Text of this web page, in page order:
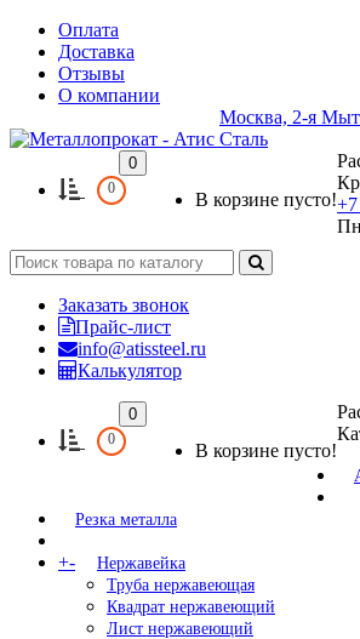
Оплата
Доставка
Отзывы
О компании
Москва, 2-я
0
0
В корзине пусто!+7
Заказать звонок
Прайс-лист
info@atissteel.ru
Калькулятор
0
0
В корзине пусто!
Резка металла
+-
Нержавейка
Труба нержавеющая
Квадрат нержавеющий
Лист нержавеющий